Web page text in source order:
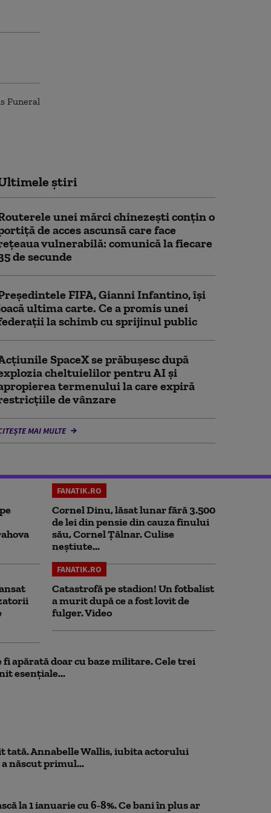
știri
unei mărci chinezești conțin o
de acces ascunsă care face
vulnerabilă: comunică la fiecare
de secunde
FIFA, Gianni Infantino, îşi
ultima carte. Ce a promis unei
la schimb cu sprijinul public
SpaceX se prăbuşesc după
cheltuielilor pentru AI şi
termenului la care expiră
de vânzare
MAI MULTE
FANATIK.RO
Cornel Dinu, lăsat lunar fără 3.500
de lei din pensie din cauza finului
său, Cornel Țălnar. Culise
neștiute...
FANATIK.RO
Catastrofă pe stadion! Un fotbalist
a murit după ce a fost lovit de
fulger. Video
fi apărată doar cu baze militare. Cele trei
esențiale...
tată. Annabelle Wallis, iubita actorului
născut primul...
la 1 ianuarie cu 6-8%. Ce bani în plus ar